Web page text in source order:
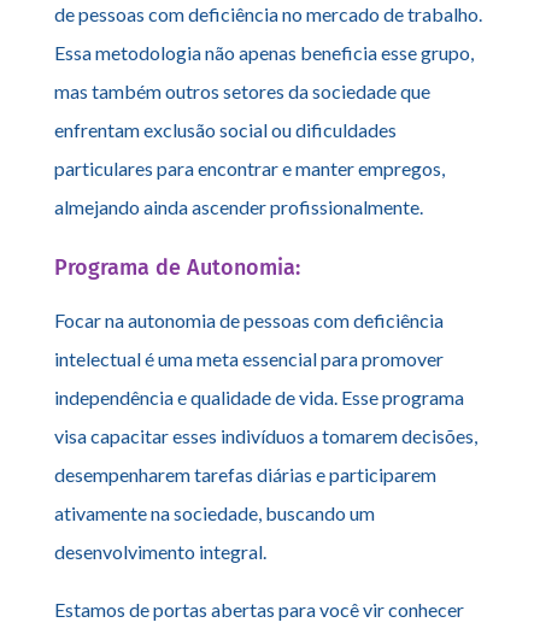
de pessoas com deficiência no mercado de trabalho.
Essa metodologia não apenas beneficia esse grupo,
mas também outros setores da sociedade que
enfrentam exclusão social ou dificuldades
particulares para encontrar e manter empregos,
almejando ainda ascender profissionalmente.
Programa de Autonomia:
Focar na autonomia de pessoas com deficiência
intelectual é uma meta essencial para promover
independência e qualidade de vida. Esse programa
visa capacitar esses indivíduos a tomarem decisões,
desempenharem tarefas diárias e participarem
ativamente na sociedade, buscando um
desenvolvimento integral.
Estamos de portas abertas para você vir conhecer